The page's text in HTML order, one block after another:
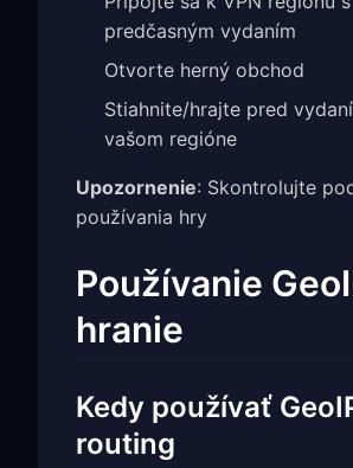
predčasným vydaním
Otvorte herný obchod
Stiahnite/hrajte pred
vašom regióne
Upozornenie: Skontrolujte
používania hry
Používanie
hranie
Kedy používať
routing